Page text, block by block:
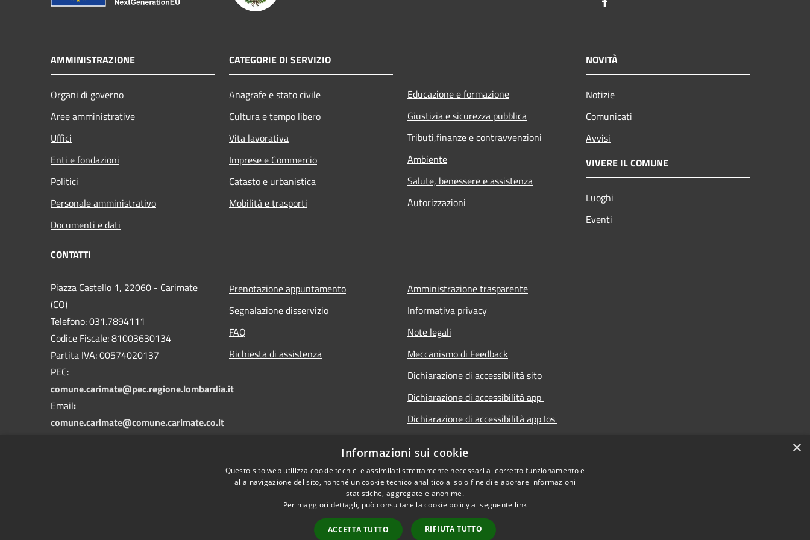
AMMINISTRAZIONE
Organi di governo
Aree amministrative
Uffici
Enti e fondazioni
Politici
Personale amministrativo
Documenti e dati
CATEGORIE DI SERVIZIO
Anagrafe e stato civile
Cultura e tempo libero
Vita lavorativa
Imprese e Commercio
Catasto e urbanistica
Mobilità e trasporti
Educazione e formazione
Giustizia e sicurezza pubblica
Tributi,finanze e contravvenzioni
Ambiente
Salute, benessere e assistenza
Autorizzazioni
NOVITÀ
Notizie
Comunicati
Avvisi
VIVERE IL COMUNE
Luoghi
Eventi
CONTATTI
Piazza Castello 1, 22060 - Carimate
(CO)
Telefono: 031.7894111
Codice Fiscale: 81003630134
Partita IVA: 00574020137
PEC:
comune.carimate@pec.regione.lombardia.it
Email:
comune.carimate@comune.carimate.co.it
Prenotazione appuntamento
Segnalazione disservizio
FAQ
Richiesta di assistenza
Amministrazione trasparente
Informativa privacy
Note legali
Meccanismo di Feedback
Dichiarazione di accessibilità sito
Dichiarazione di accessibilità app
Dichiarazione di accessibilità app Ios
Telematico
Whistleblowing
×
Informazioni sui cookie
Questo sito web utilizza cookie tecnici e assimilati strettamente necessari al corretto funzionamento e
alla navigazione del sito, nonché un cookie tecnico analitico al solo fine di elaborare informazioni
statistiche, aggregate e anonime.
Per maggiori dettagli, può consultare la cookie policy al seguente link
ACCETTA TUTTO RIFIUTA TUTTO